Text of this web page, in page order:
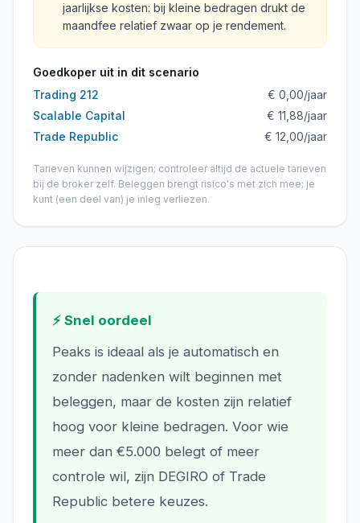
jaarlijkse kosten: bij kleine bedragen drukt de
maandfee relatief zwaar op je rendement.
Goedkoper uit in dit scenario
Trading 212
€ 0,00/jaar
Scalable Capital
€ 11,88/jaar
Trade Republic
€ 12,00/jaar
Tarieven kunnen wijzigen; controleer altijd de actuele tarieven
bij de broker zelf. Beleggen brengt risico's met zich mee; je
kunt (een deel van) je inleg verliezen.
⚡ Snel oordeel
Peaks is ideaal als je automatisch en
zonder nadenken wilt beginnen met
beleggen, maar de kosten zijn relatief
hoog voor kleine bedragen. Voor wie
meer dan €5.000 belegt of meer
controle wil, zijn DEGIRO of Trade
Republic betere keuzes.